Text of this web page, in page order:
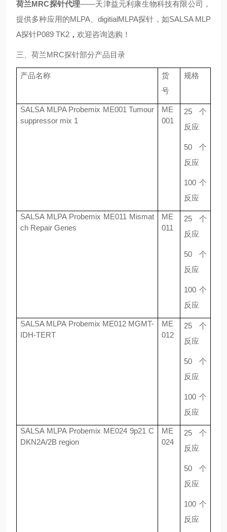
荷兰MRC探针代理——天津益元利康生物科技有限公司，
提供多种应用的MLPA、digitialMLPA探针，如SALSA MLP
A探针P089 TK2 ， 欢迎咨询选购！
三、荷兰MRC探针部分产品目录
产品名称
货
号
规格
SALSA MLPA Probemix ME001 Tumour
suppressor mix 1
ME
001
25 个
反应
50 个
反应
100 个
反应
SALSA MLPA Probemix ME011 Mismat
ch Repair Genes
ME
011
25 个
反应
50 个
反应
100 个
反应
SALSA MLPA Probemix ME012 MGMT-
IDH-TERT
ME
012
25 个
反应
50 个
反应
100 个
反应
SALSA MLPA Probemix ME024 9p21 C
DKN2A/2B region
ME
024
25 个
反应
50 个
反应
100 个
反应